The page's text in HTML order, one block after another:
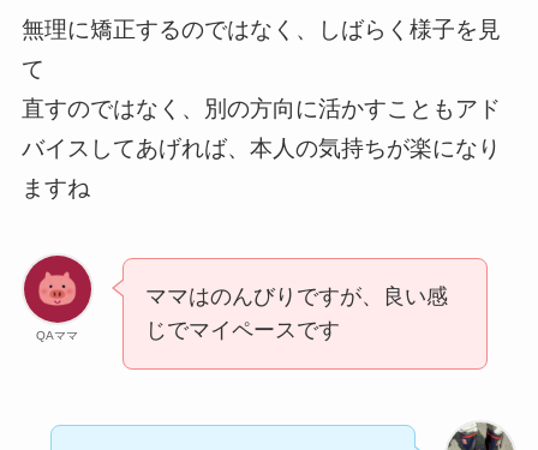
無理に矯正するのではなく、しばらく様子を見
て
直すのではなく、別の方向に活かすこともアド
バイスしてあげれば、本人の気持ちが楽になり
ますね
QAママ
ママはのんびりですが、良い感
じでマイペースです